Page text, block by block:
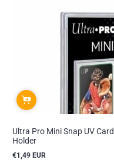
Ultra Pro Mini Snap UV Card
Holder
Reguliere
€1,49 EUR